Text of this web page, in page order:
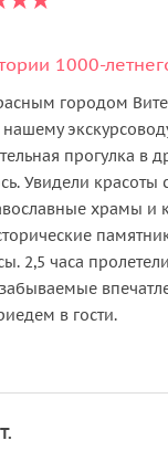
1000-
городом
прогулка в
Увидели красоты
храмы и
2,5 часа
в гости.